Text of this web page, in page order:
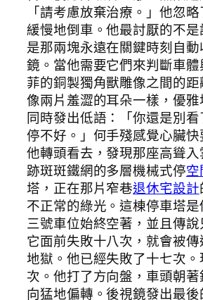
「請考慮放棄治療。」他忽
緩慢地倒車。他最討厭的不
是那兩塊永遠在關鍵時刻自
鏡。當他需要它們來判斷車
菲的銅製獨角獸雕像之間的
像兩片羞澀的耳朵一樣，優雅
同時發出低語：「你還是別
停不好。」何手殘感覺心臟快
他轉頭看去，發現那座高聳
跡斑斑鐵網的多層機械式停
塔，正在那片窄巷退休宅設計
不正常的綠光。這棟停車塔
三號車位始終空著，並且傳
它面前失敗十八次，就會被
地獄。他已經失敗了十七次
次。他打了方向盤，車頭朝
向猛地偏轉。後視鏡發出最後